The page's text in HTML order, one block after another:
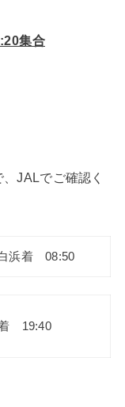
集合
JALでご確認く
浜着 08:50
19:40